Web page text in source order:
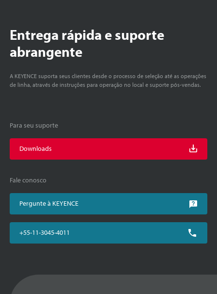
Entrega rápida e suporte
abrangente
A KEYENCE suporta seus clientes desde o processo de seleção até as operações
de linha, através de instruções para operação no local e suporte pós-vendas.
Para seu suporte
Downloads
Fale conosco
Pergunte à KEYENCE
+55-11-3045-4011